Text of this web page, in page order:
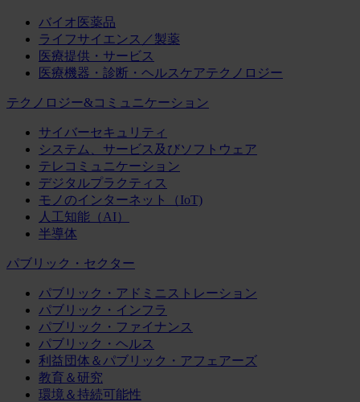
バイオ医薬品
ライフサイエンス／製薬
医療提供・サービス
医療機器・診断・ヘルスケアテクノロジー
テクノロジー&コミュニケーション
サイバーセキュリティ
システム、サービス及びソフトウェア
テレコミュニケーション
デジタルプラクティス
モノのインターネット（IoT)
人工知能（AI）
半導体
パブリック・セクター
パブリック・アドミニストレーション
パブリック・インフラ
パブリック・ファイナンス
パブリック・ヘルス
利益団体＆パブリック・アフェアーズ
教育＆研究
環境＆持続可能性